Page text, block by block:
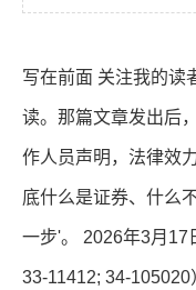
写在前面 关注我的读
读。那篇文章发出后
作人员声明，法律效
底什么是证券、什么
一步'。 2026年3月17
33-11412; 34-